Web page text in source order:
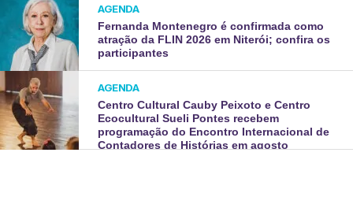
AGENDA
Fernanda Montenegro é confirmada como
atração da FLIN 2026 em Niterói; confira os
participantes
AGENDA
Centro Cultural Cauby Peixoto e Centro
Ecocultural Sueli Pontes recebem
programação do Encontro Internacional de
Contadores de Histórias em agosto